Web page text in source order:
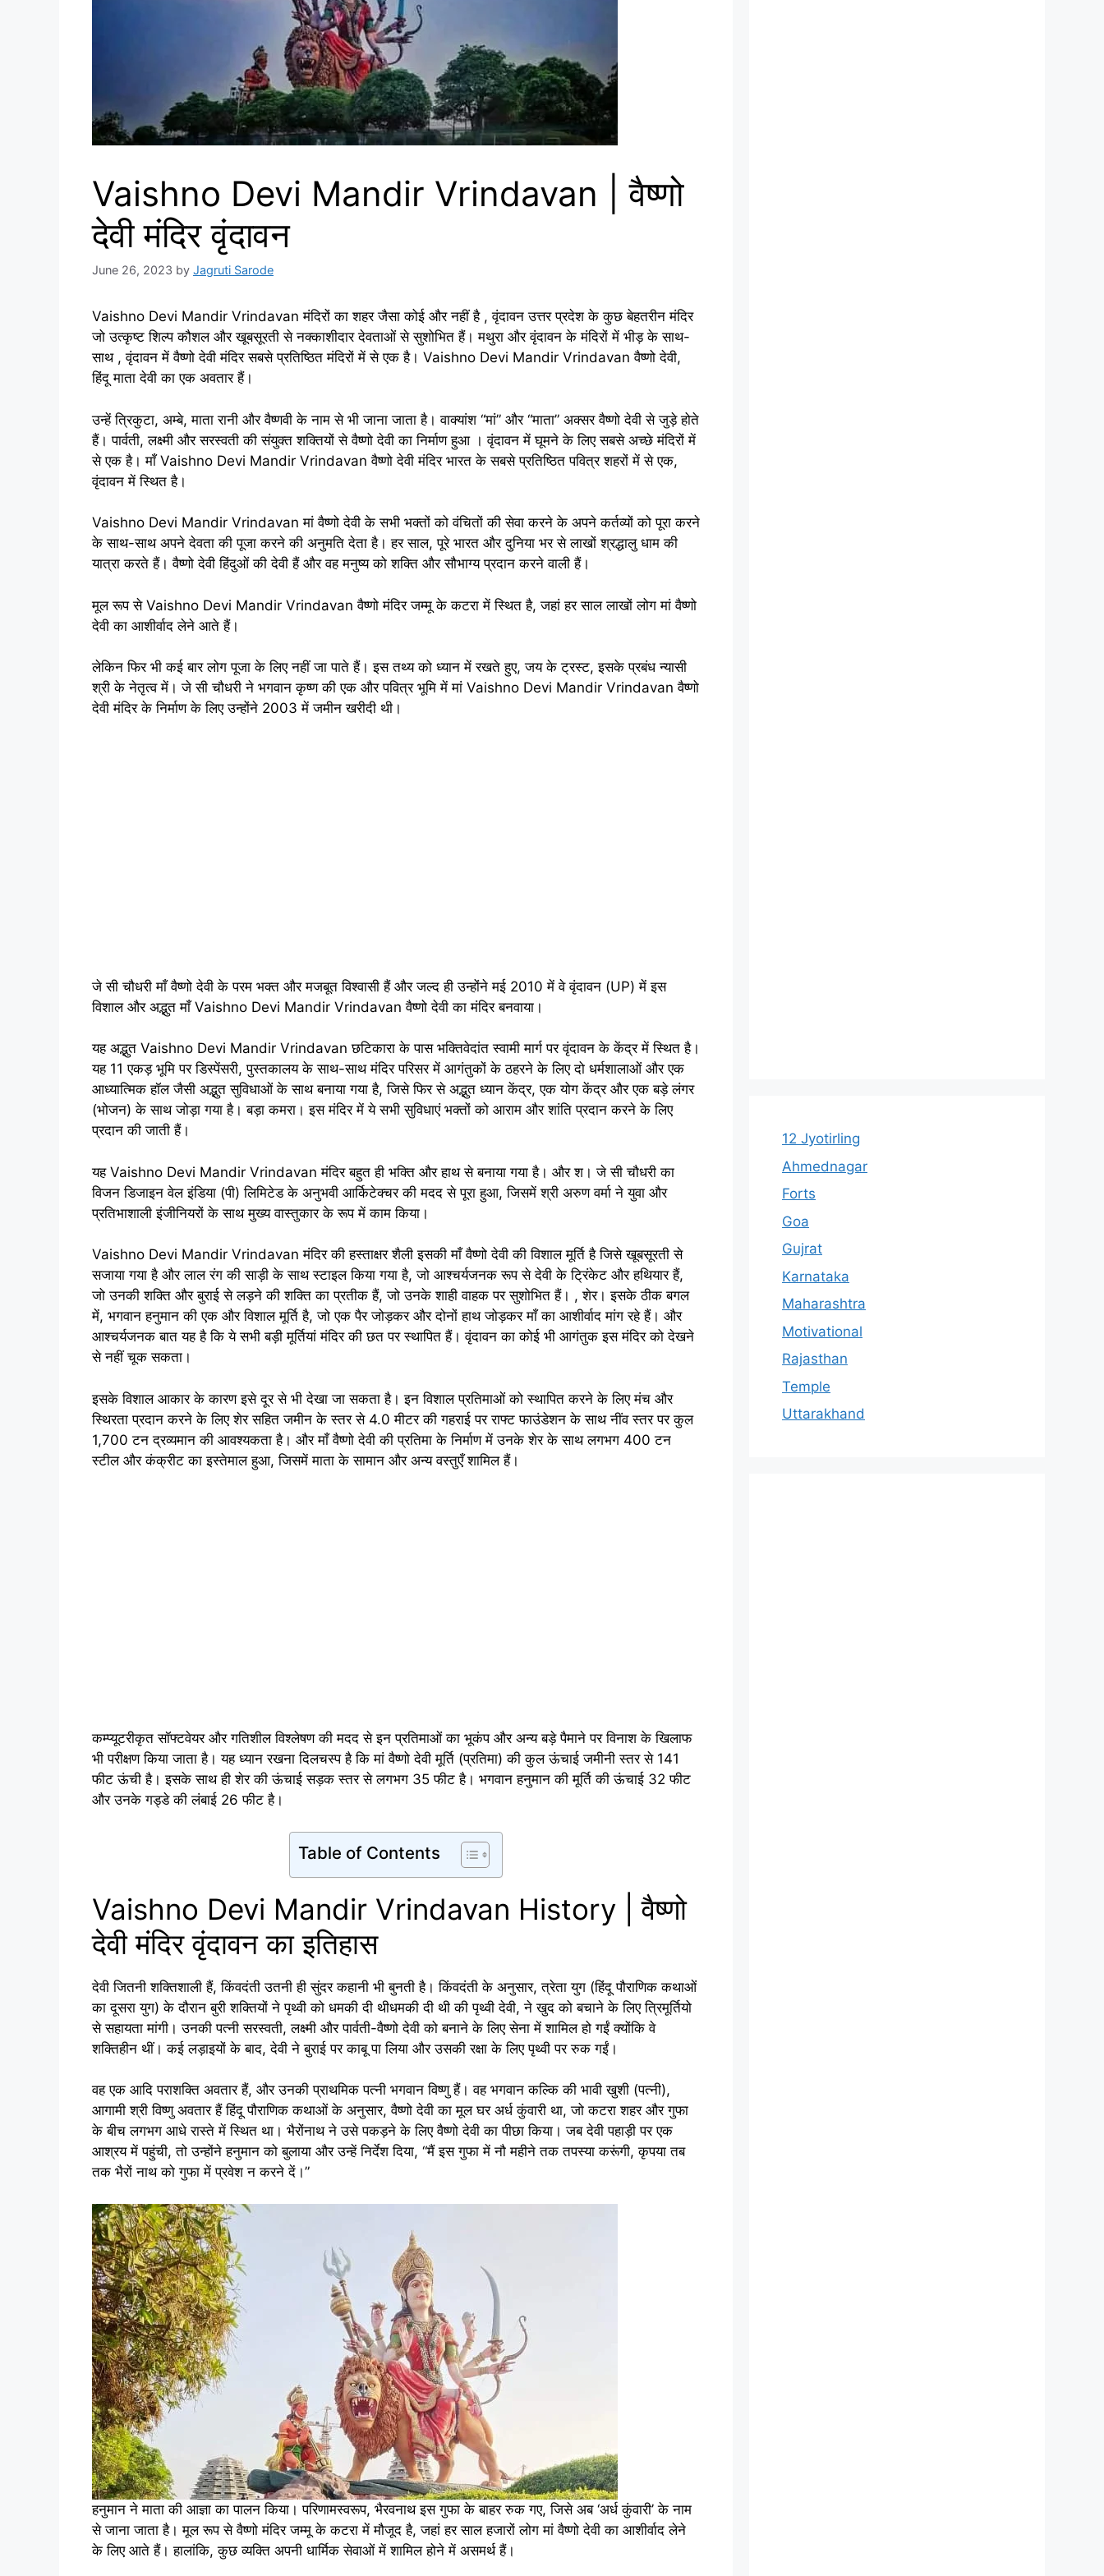
Vaishno Devi Mandir Vrindavan | वैष्णो
देवी मंदिर वृंदावन
June 26, 2023 by Jagruti Sarode
Vaishno Devi Mandir Vrindavan मंदिरों का शहर जैसा कोई और नहीं है , वृंदावन उत्तर प्रदेश के कुछ बेहतरीन मंदिर
जो उत्कृष्ट शिल्प कौशल और खूबसूरती से नक्काशीदार देवताओं से सुशोभित हैं। मथुरा और वृंदावन के मंदिरों में भीड़ के साथ-
साथ , वृंदावन में वैष्णो देवी मंदिर सबसे प्रतिष्ठित मंदिरों में से एक है। Vaishno Devi Mandir Vrindavan वैष्णो देवी,
हिंदू माता देवी का एक अवतार हैं।
उन्हें त्रिकुटा, अम्बे, माता रानी और वैष्णवी के नाम से भी जाना जाता है। वाक्यांश “मां” और “माता” अक्सर वैष्णो देवी से जुड़े होते
हैं। पार्वती, लक्ष्मी और सरस्वती की संयुक्त शक्तियों से वैष्णो देवी का निर्माण हुआ । वृंदावन में घूमने के लिए सबसे अच्छे मंदिरों में
से एक है। माँ Vaishno Devi Mandir Vrindavan वैष्णो देवी मंदिर भारत के सबसे प्रतिष्ठित पवित्र शहरों में से एक,
वृंदावन में स्थित है।
Vaishno Devi Mandir Vrindavan मां वैष्णो देवी के सभी भक्तों को वंचितों की सेवा करने के अपने कर्तव्यों को पूरा करने
के साथ-साथ अपने देवता की पूजा करने की अनुमति देता है। हर साल, पूरे भारत और दुनिया भर से लाखों श्रद्धालु धाम की
यात्रा करते हैं। वैष्णो देवी हिंदुओं की देवी हैं और वह मनुष्य को शक्ति और सौभाग्य प्रदान करने वाली हैं।
मूल रूप से Vaishno Devi Mandir Vrindavan वैष्णो मंदिर जम्मू के कटरा में स्थित है, जहां हर साल लाखों लोग मां वैष्णो
देवी का आशीर्वाद लेने आते हैं।
लेकिन फिर भी कई बार लोग पूजा के लिए नहीं जा पाते हैं। इस तथ्य को ध्यान में रखते हुए, जय के ट्रस्ट, इसके प्रबंध न्यासी
श्री के नेतृत्व में। जे सी चौधरी ने भगवान कृष्ण की एक और पवित्र भूमि में मां Vaishno Devi Mandir Vrindavan वैष्णो
देवी मंदिर के निर्माण के लिए उन्होंने 2003 में जमीन खरीदी थी।
जे सी चौधरी माँ वैष्णो देवी के परम भक्त और मजबूत विश्वासी हैं और जल्द ही उन्होंने मई 2010 में वे वृंदावन (UP) में इस
विशाल और अद्भुत माँ Vaishno Devi Mandir Vrindavan वैष्णो देवी का मंदिर बनवाया।
यह अद्भुत Vaishno Devi Mandir Vrindavan छटिकारा के पास भक्तिवेदांत स्वामी मार्ग पर वृंदावन के केंद्र में स्थित है।
यह 11 एकड़ भूमि पर डिस्पेंसरी, पुस्तकालय के साथ-साथ मंदिर परिसर में आगंतुकों के ठहरने के लिए दो धर्मशालाओं और एक
आध्यात्मिक हॉल जैसी अद्भुत सुविधाओं के साथ बनाया गया है, जिसे फिर से अद्भुत ध्यान केंद्र, एक योग केंद्र और एक बड़े लंगर
(भोजन) के साथ जोड़ा गया है। बड़ा कमरा। इस मंदिर में ये सभी सुविधाएं भक्तों को आराम और शांति प्रदान करने के लिए
प्रदान की जाती हैं।
यह Vaishno Devi Mandir Vrindavan मंदिर बहुत ही भक्ति और हाथ से बनाया गया है। और श। जे सी चौधरी का
विजन डिजाइन वेल इंडिया (पी) लिमिटेड के अनुभवी आर्किटेक्चर की मदद से पूरा हुआ, जिसमें श्री अरुण वर्मा ने युवा और
प्रतिभाशाली इंजीनियरों के साथ मुख्य वास्तुकार के रूप में काम किया।
Vaishno Devi Mandir Vrindavan मंदिर की हस्ताक्षर शैली इसकी माँ वैष्णो देवी की विशाल मूर्ति है जिसे खूबसूरती से
सजाया गया है और लाल रंग की साड़ी के साथ स्टाइल किया गया है, जो आश्चर्यजनक रूप से देवी के ट्रिंकेट और हथियार हैं,
जो उनकी शक्ति और बुराई से लड़ने की शक्ति का प्रतीक हैं, जो उनके शाही वाहक पर सुशोभित हैं। , शेर। इसके ठीक बगल
में, भगवान हनुमान की एक और विशाल मूर्ति है, जो एक पैर जोड़कर और दोनों हाथ जोड़कर माँ का आशीर्वाद मांग रहे हैं। और
आश्चर्यजनक बात यह है कि ये सभी बड़ी मूर्तियां मंदिर की छत पर स्थापित हैं। वृंदावन का कोई भी आगंतुक इस मंदिर को देखने
से नहीं चूक सकता।
इसके विशाल आकार के कारण इसे दूर से भी देखा जा सकता है। इन विशाल प्रतिमाओं को स्थापित करने के लिए मंच और
स्थिरता प्रदान करने के लिए शेर सहित जमीन के स्तर से 4.0 मीटर की गहराई पर राफ्ट फाउंडेशन के साथ नींव स्तर पर कुल
1,700 टन द्रव्यमान की आवश्यकता है। और माँ वैष्णो देवी की प्रतिमा के निर्माण में उनके शेर के साथ लगभग 400 टन
स्टील और कंक्रीट का इस्तेमाल हुआ, जिसमें माता के सामान और अन्य वस्तुएँ शामिल हैं।
कम्प्यूटरीकृत सॉफ्टवेयर और गतिशील विश्लेषण की मदद से इन प्रतिमाओं का भूकंप और अन्य बड़े पैमाने पर विनाश के खिलाफ
भी परीक्षण किया जाता है। यह ध्यान रखना दिलचस्प है कि मां वैष्णो देवी मूर्ति (प्रतिमा) की कुल ऊंचाई जमीनी स्तर से 141
फीट ऊंची है। इसके साथ ही शेर की ऊंचाई सड़क स्तर से लगभग 35 फीट है। भगवान हनुमान की मूर्ति की ऊंचाई 32 फीट
और उनके गड्डे की लंबाई 26 फीट है।
Table of Contents
Vaishno Devi Mandir Vrindavan History | वैष्णो
देवी मंदिर वृंदावन का इतिहास
देवी जितनी शक्तिशाली हैं, किंवदंती उतनी ही सुंदर कहानी भी बुनती है। किंवदंती के अनुसार, त्रेता युग (हिंदू पौराणिक कथाओं
का दूसरा युग) के दौरान बुरी शक्तियों ने पृथ्वी को धमकी दी थीधमकी दी थी की पृथ्वी देवी, ने खुद को बचाने के लिए त्रिमूर्तियो
से सहायता मांगी। उनकी पत्नी सरस्वती, लक्ष्मी और पार्वती-वैष्णो देवी को बनाने के लिए सेना में शामिल हो गईं क्योंकि वे
शक्तिहीन थीं। कई लड़ाइयों के बाद, देवी ने बुराई पर काबू पा लिया और उसकी रक्षा के लिए पृथ्वी पर रुक गईं।
वह एक आदि पराशक्ति अवतार हैं, और उनकी प्राथमिक पत्नी भगवान विष्णु हैं। वह भगवान कल्कि की भावी खुशी (पत्नी),
आगामी श्री विष्णु अवतार हैं हिंदू पौराणिक कथाओं के अनुसार, वैष्णो देवी का मूल घर अर्ध कुंवारी था, जो कटरा शहर और गुफा
के बीच लगभग आधे रास्ते में स्थित था। भैरोंनाथ ने उसे पकड़ने के लिए वैष्णो देवी का पीछा किया। जब देवी पहाड़ी पर एक
आश्रय में पहुंची, तो उन्होंने हनुमान को बुलाया और उन्हें निर्देश दिया, “मैं इस गुफा में नौ महीने तक तपस्या करूंगी, कृपया तब
तक भैरों नाथ को गुफा में प्रवेश न करने दें।”
हनुमान ने माता की आज्ञा का पालन किया। परिणामस्वरूप, भैरवनाथ इस गुफा के बाहर रुक गए, जिसे अब ‘अर्ध कुंवारी’ के नाम
से जाना जाता है। मूल रूप से वैष्णो मंदिर जम्मू के कटरा में मौजूद है, जहां हर साल हजारों लोग मां वैष्णो देवी का आशीर्वाद लेने
के लिए आते हैं। हालांकि, कुछ व्यक्ति अपनी धार्मिक सेवाओं में शामिल होने में असमर्थ हैं।
12 Jyotirling
Ahmednagar
Forts
Goa
Gujrat
Karnataka
Maharashtra
Motivational
Rajasthan
Temple
Uttarakhand